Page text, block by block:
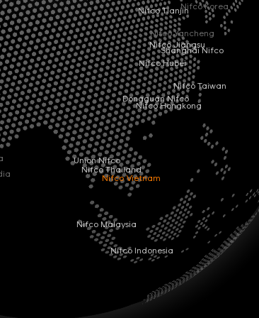
Nifco Korea
Nifco Tianjin
Nifco Yancheng
Shanghai Nifco
Nifco Jiangsu
Nifco Hubei
Dongguan Nifco
Nifco Hongkong
Nifco Taiwan
Nifco Vietnam
Nifco Indonesia
Nifco Malaysia
Nifco Thailand
Union Nifco